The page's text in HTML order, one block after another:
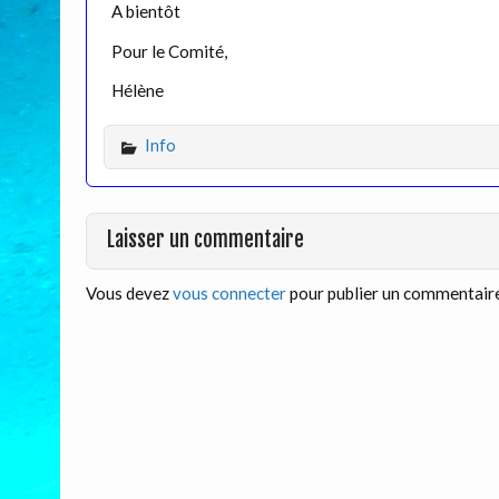
A bientôt
Pour le Comité,
Hélène
Info
Laisser un commentaire
Vous devezvous connecterpour publier un